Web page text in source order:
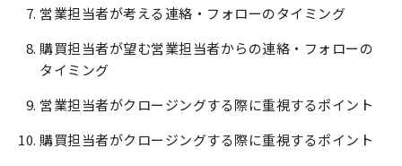
営業担当者が考える連絡・フォローのタイミング
購買担当者が望む営業担当者からの連絡・フォローの
タイミング
営業担当者がクロージングする際に重視するポイント
購買担当者がクロージングする際に重視するポイント